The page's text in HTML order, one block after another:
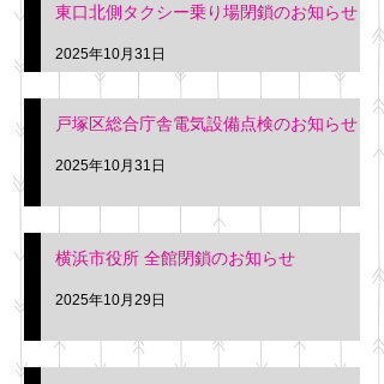
東口北側タクシー乗り場閉鎖のお知らせ
2025年10月31日
戸塚区総合庁舎電気設備点検のお知らせ
2025年10月31日
横浜市役所 全館閉鎖のお知らせ
2025年10月29日